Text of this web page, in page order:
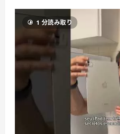
1 分読み取り